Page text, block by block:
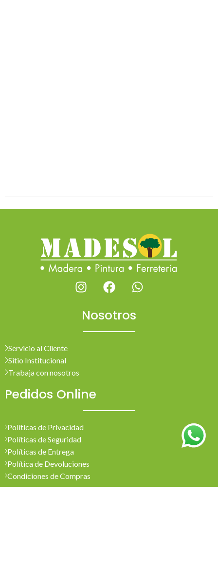
Nosotros
Servicio al Cliente
Sitio Institucional
Trabaja con nosotros
Pedidos Online
Políticas de Privacidad
Políticas de Seguridad
Políticas de Entrega
Política de Devoluciones
Condiciones de Compras